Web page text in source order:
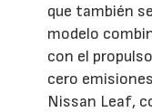
que también
modelo
con el
cero
Nissan Leaf,